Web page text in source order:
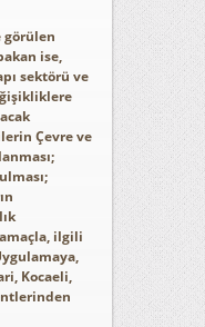
görülen
ise,
sektörü ve
Çevre ve
ilgili
Kocaeli,